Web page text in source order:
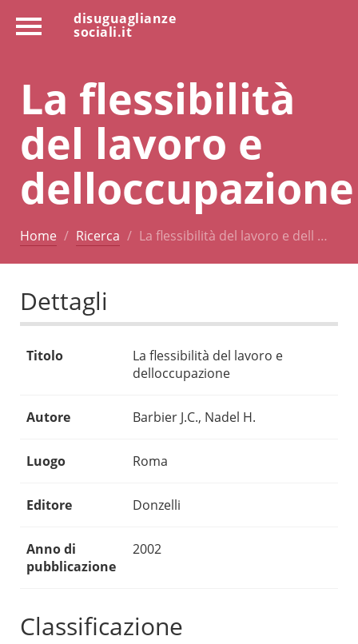
disuguaglianze
sociali.it
La flessibilità
del lavoro e
delloccupazione
Home Ricerca La flessibilità del lavoro e dell …
Dettagli
Titolo
La flessibilità del lavoro e
delloccupazione
Autore Barbier J.C., Nadel H.
Luogo Roma
Editore Donzelli
Anno di
pubblicazione
2002
Classificazione